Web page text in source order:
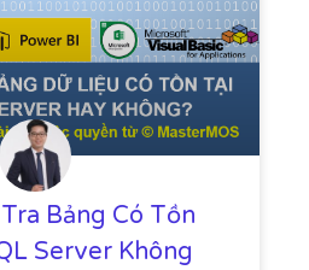
Bảng Có Tồn
Server Không